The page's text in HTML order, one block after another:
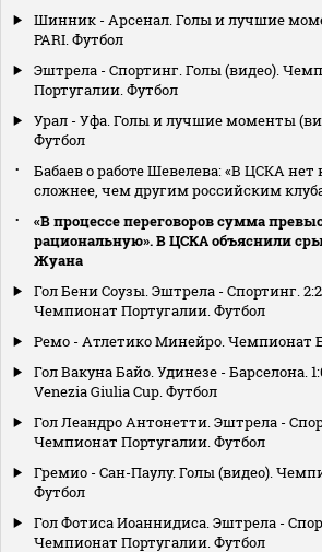
Шинник - Арсенал. Голы и лучшие
PARI. Футбол
Эштрела - Спортинг. Голы (видео).
Португалии. Футбол
Урал - Уфа. Голы и лучшие моменты
Футбол
Бабаев о работе Шевелева: «В ЦСКА
сложнее, чем другим российским
«В процессе переговоров сумма
рациональную». В ЦСКА объяснили
Жуана
Гол Бени Соузы. Эштрела - Спортинг. 2:2
Чемпионат Португалии. Футбол
Ремо - Атлетико Минейро. Чемпионат
Гол Вакуна Байо. Удинезе - Барселона.
Venezia Giulia Cup. Футбол
Гол Леандро Антонетти. Эштрела -
Чемпионат Португалии. Футбол
Гремио - Сан-Паулу. Голы (видео).
Футбол
Гол Фотиса Иоаннидиса. Эштрела -
Чемпионат Португалии. Футбол